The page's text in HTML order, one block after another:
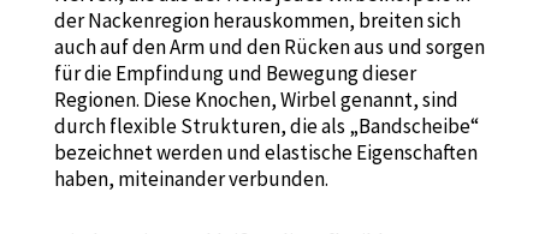
der Nackenregion herauskommen, breiten sich
auch auf den Arm und den Rücken aus und sorgen
für die Empfindung und Bewegung dieser
Regionen. Diese Knochen, Wirbel genannt, sind
durch flexible Strukturen, die als „Bandscheibe“
bezeichnet werden und elastische Eigenschaften
haben, miteinander verbunden.